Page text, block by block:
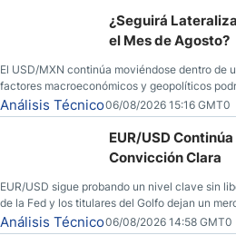
¿Seguirá
el Mes de Agosto?
El USD/MXN continúa moviéndose dentro de
factores macroeconómicos y geopolíticos
dominado al mercado en las últimas semanas.
Análisis Técnico06/08/2026 15:16 GMT0
EUR/USD
Convicción Clara
EUR/USD sigue probando un nivel clave sin
de la Fed y los titulares del Golfo dejan un
convicción real.
Análisis Técnico06/08/2026 14:58 GMT0